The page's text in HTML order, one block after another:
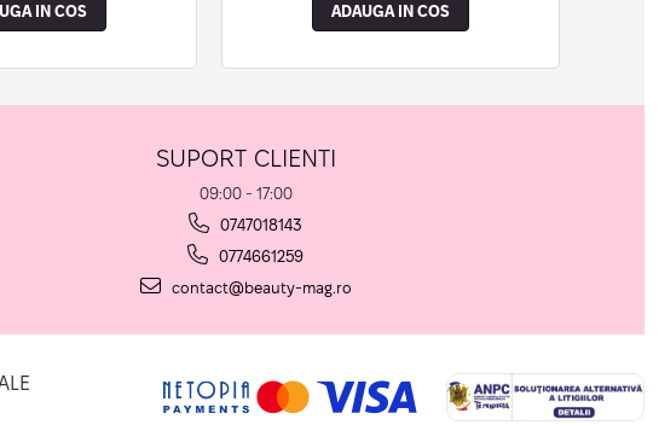
IN COS ADAUGA IN COS
SUPORT CLIENTI
09:00 - 17:00
0747018143
0774661259
contact@beauty-mag.ro